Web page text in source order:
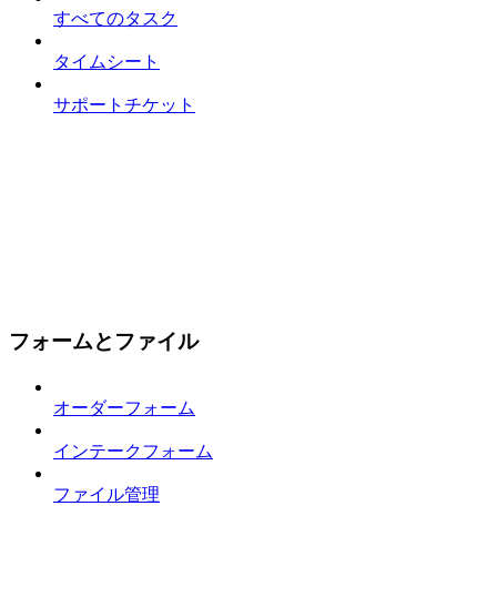
すべてのタスク
タイムシート
サポートチケット
フォームとファイル
オーダーフォーム
インテークフォーム
ファイル管理